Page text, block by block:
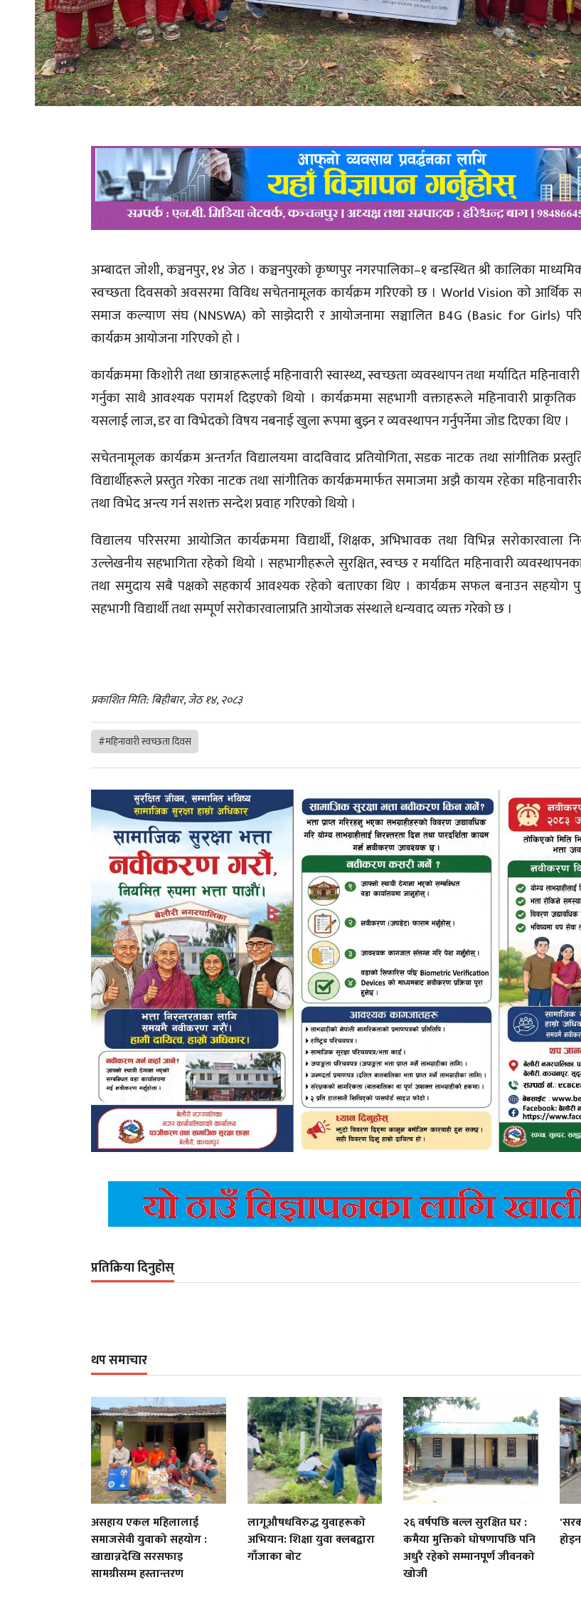
अम्बादत्त जाेशी, कञ्चनपुर, १४ जेठ । कञ्चनपुरको कृष्णपुर नगरपालिका–१ बन्डस्थित श्री कालिका माध्यमिक
स्वच्छता दिवसको अवसरमा विविध सचेतनामूलक कार्यक्रम गरिएको छ । World Vision को आर्थिक
समाज कल्याण संघ (NNSWA) को साझेदारी र आयोजनामा सञ्चालित B4G (Basic for Girls)
कार्यक्रम आयोजना गरिएको हो ।
कार्यक्रममा किशोरी तथा छात्राहरूलाई महिनावारी स्वास्थ्य, स्वच्छता व्यवस्थापन तथा मर्यादित
गर्नुका साथै आवश्यक परामर्श दिइएको थियो । कार्यक्रममा सहभागी वक्ताहरूले महिनावारी
यसलाई लाज, डर वा विभेदको विषय नबनाई खुला रूपमा बुझ्न र व्यवस्थापन गर्नुपर्नेमा जोड दिएका थिए ।
सचेतनामूलक कार्यक्रम अन्तर्गत विद्यालयमा वादविवाद प्रतियोगिता, सडक नाटक तथा सांगीतिक
विद्यार्थीहरूले प्रस्तुत गरेका नाटक तथा सांगीतिक कार्यक्रममार्फत समाजमा अझै कायम रहेका
तथा विभेद अन्त्य गर्न सशक्त सन्देश प्रवाह गरिएको थियो ।
विद्यालय परिसरमा आयोजित कार्यक्रममा विद्यार्थी, शिक्षक, अभिभावक तथा विभिन्न सरोकारवाला
उल्लेखनीय सहभागिता रहेको थियो । सहभागीहरूले सुरक्षित, स्वच्छ र मर्यादित महिनावारी व्यवस्थापनका
तथा समुदाय सबै पक्षको सहकार्य आवश्यक रहेको बताएका थिए । कार्यक्रम सफल बनाउन सहयोग
सहभागी विद्यार्थी तथा सम्पूर्ण सरोकारवालाप्रति आयोजक संस्थाले धन्यवाद व्यक्त गरेको छ ।
प्रकाशित मिति: बिहीबार, जेठ १४, २०८३
#महिनावारी स्वच्छता दिवस
प्रतिक्रिया दिनुहोस्
थप समाचार
असहाय एकल महिलालाई
समाजसेवी युवाको सहयोग :
खाद्यान्नदेखि सरसफाइ
सामग्रीसम्म हस्तान्तरण
लागूऔषधविरुद्ध युवाहरूको
अभियान: शिक्षा युवा क्लबद्वारा
गाँजाका बोट
२६ वर्षपछि बल्ल सुरक्षित घर :
कमैया मुक्तिको घोषणापछि पनि
अधुरै रहेको सम्मानपूर्ण जीवनको
खोजी